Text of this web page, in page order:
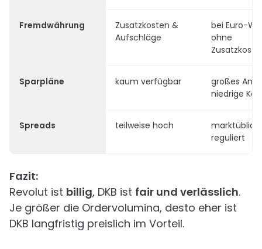
Fremdwährung
Zusatzkosten &
Aufschläge
bei Euro-
ohne
Sparpläne kaum verfügbar
großes
niedrige
Spreads teilweise hoch
marktüblich,
reguliert
Fazit:
Revolut ist billig, DKB ist fair und verlässlich.
Je größer die Ordervolumina, desto eher ist
DKB langfristig preislich im Vorteil.